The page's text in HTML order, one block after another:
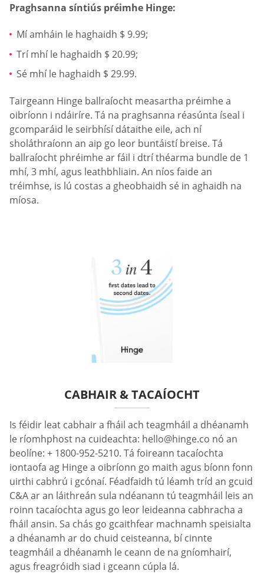
Praghsanna síntiús préimhe Hinge:
Mí amháin le haghaidh $ 9.99;
Trí mhí le haghaidh $ 20.99;
Sé mhí le haghaidh $ 29.99.
Tairgeann Hinge ballraíocht measartha préimhe a
oibríonn i ndáiríre. Tá na praghsanna réasúnta íseal i
gcomparáid le seirbhísí dátaithe eile, ach ní
sholáthraíonn an aip go leor buntáistí breise. Tá
ballraíocht phréimhe ar fáil i dtrí théarma bundle de 1
mhí, 3 mhí, agus leathbhliain. An níos faide an
tréimhse, is lú costas a gheobhaidh sé in aghaidh na
míosa.
CABHAIR & TACAÍOCHT
Is féidir leat cabhair a fháil ach teagmháil a dhéanamh
le ríomhphost na cuideachta: hello@hinge.co nó an
beolíne: + 1800-952-5210. Tá foireann tacaíochta
iontaofa ag Hinge a oibríonn go maith agus bíonn fonn
uirthi cabhrú i gcónaí. Féadfaidh tú léamh tríd an gcuid
C&A ar an láithreán sula ndéanann tú teagmháil leis an
roinn tacaíochta agus go leor leideanna cabhracha a
fháil ansin. Sa chás go gcaithfear machnamh speisialta
a dhéanamh ar do chuid ceisteanna, bí cinnte
teagmháil a dhéanamh le ceann de na gníomhairí,
agus freagróidh siad i gceann cúpla lá.